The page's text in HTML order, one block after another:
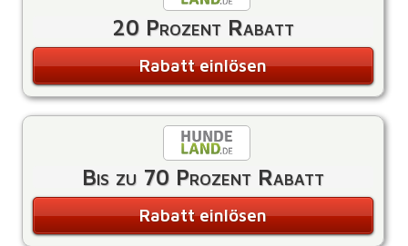
20 Prozent Rabatt
Rabatt einlösen
Bis zu 70 Prozent Rabatt
Rabatt einlösen